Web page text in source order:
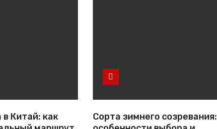
Китай: как
Сорта зимнего созревания: